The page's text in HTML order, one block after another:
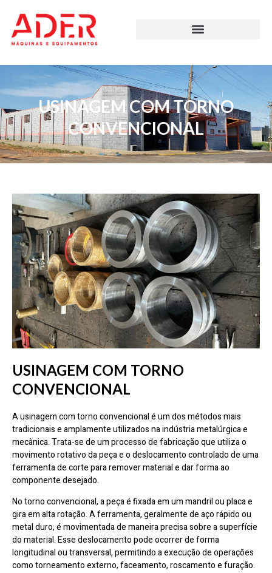
USINAGEM COM TORNO
CONVENCIONAL
USINAGEM COM TORNO
CONVENCIONAL
A usinagem com torno convencional é um dos métodos mais
tradicionais e amplamente utilizados na indústria metalúrgica e
mecânica. Trata-se de um processo de fabricação que utiliza o
movimento rotativo da peça e o deslocamento controlado de uma
ferramenta de corte para remover material e dar forma ao
componente desejado.
No torno convencional, a peça é fixada em um mandril ou placa e
gira em alta rotação. A ferramenta, geralmente de aço rápido ou
metal duro, é movimentada de maneira precisa sobre a superfície
do material. Esse deslocamento pode ocorrer de forma
longitudinal ou transversal, permitindo a execução de operações
como torneamento externo, faceamento, roscamento e furação.